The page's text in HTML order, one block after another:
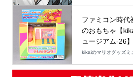
ファミコン時代
のおもちゃ【
ュージアム-26】
kikaiのマリオグッズミ